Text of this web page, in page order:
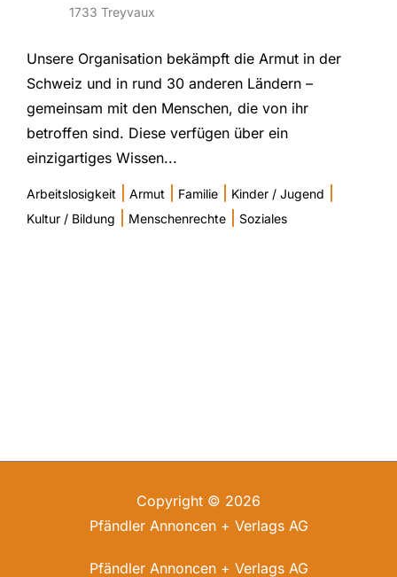
1733 Treyvaux
Unsere Organisation bekämpft die Armut in der
Schweiz und in rund 30 anderen Ländern –
gemeinsam mit den Menschen, die von ihr
betroffen sind. Diese verfügen über ein
einzigartiges Wissen...
Arbeitslosigkeit Armut Familie Kinder / Jugend
Kultur / Bildung Menschenrechte Soziales
Copyright © 2026
Pfändler Annoncen + Verlags AG
Pfändler Annoncen + Verlags AG